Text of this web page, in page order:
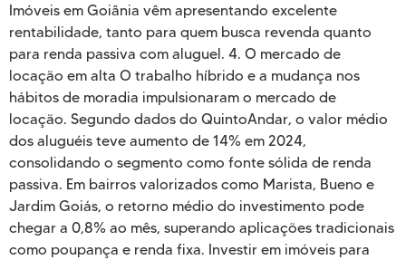
Imóveis em Goiânia vêm apresentando excelente
rentabilidade, tanto para quem busca revenda quanto
para renda passiva com aluguel. 4. O mercado de
locação em alta O trabalho híbrido e a mudança nos
hábitos de moradia impulsionaram o mercado de
locação. Segundo dados do QuintoAndar, o valor médio
dos aluguéis teve aumento de 14% em 2024,
consolidando o segmento como fonte sólida de renda
passiva. Em bairros valorizados como Marista, Bueno e
Jardim Goiás, o retorno médio do investimento pode
chegar a 0,8% ao mês, superando aplicações tradicionais
como poupança e renda fixa. Investir em imóveis para